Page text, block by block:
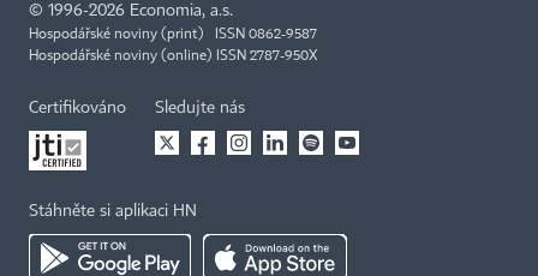
© 1996-2026 Economia, a.s.
Hospodářské noviny (print) ISSN 0862-9587
Hospodářské noviny (online) ISSN 2787-950X
Certifikováno Sledujte nás
Stáhněte si aplikaci HN